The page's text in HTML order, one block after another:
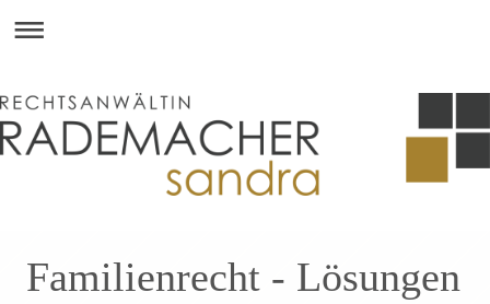
Familienrecht - Lösungen